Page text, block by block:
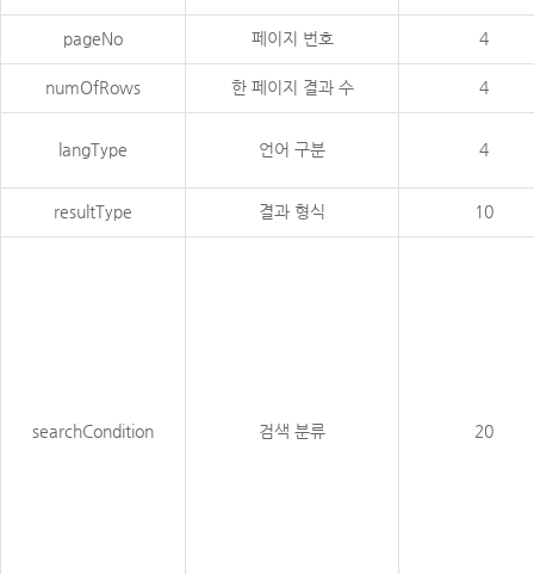
pageNo 페이지 번호 4
numOfRows 한 페이지 결과 수 4
langType 언어 구분 4
resultType 결과 형식 10
searchCondition 검색 분류 20